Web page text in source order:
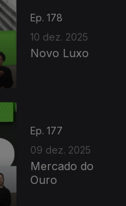
Ep. 178
10 dez. 2025
Novo Luxo
Ep. 177
09 dez. 2025
Mercado do
Ouro